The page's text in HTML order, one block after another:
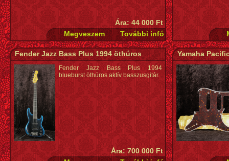
Ára: 44 000 Ft
Fender Jazz Bass Plus 1994 öthúros
Fender Jazz Bass Plus 1994
blueburst öthúros aktív basszusgitár.
Ára: 700 000 Ft
Yamaha